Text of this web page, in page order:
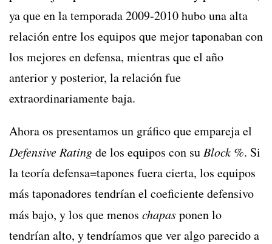
ya que en la temporada 2009-2010 hubo una alta
relación entre los equipos que mejor taponaban con
los mejores en defensa, mientras que el año
anterior y posterior, la relación fue
extraordinariamente baja.
Ahora os presentamos un gráfico que empareja el
Defensive Ratingde los equipos con su Block %. Si
la teoría defensa=tapones fuera cierta, los equipos
más taponadores tendrían el coeficiente defensivo
más bajo, y los que menos chapasponen lo
tendrían alto, y tendríamos que ver algo parecido a